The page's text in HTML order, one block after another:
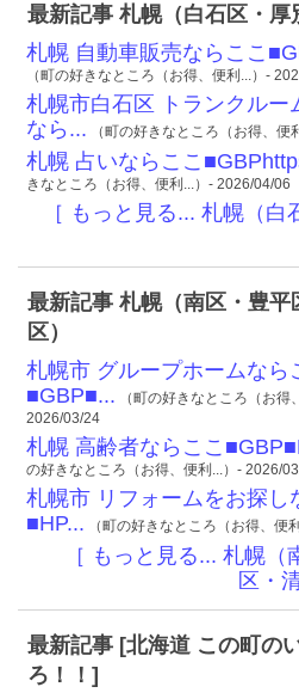
最新記事 札幌（白石区・厚
札幌 自動車販売ならここ
（町の好きなところ（お得、便利...）-
札幌市白石区 トランクルー
なら... （町の好きなところ（お得、便
札幌 占いならここ
きなところ（お得、便利...）- 2026/04/06
［ もっと見る... 札幌（白
最新記事 札幌（南区・豊平
区）
札幌市 グループホームなら
■GBP■... （町の好きなところ（お得
2026/03/24
札幌 高齢者ならここ
の好きなところ（お得、便利...）- 2026/
札幌市 リフォームをお探し
■HP... （町の好きなところ（お得、便
［ もっと見る... 札幌（
区・
最新記事 [北海道 この町の
ろ！！]